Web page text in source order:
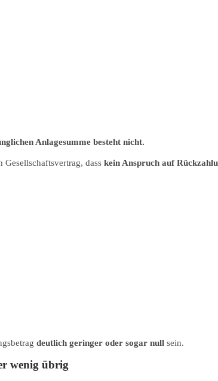
Anlagesumme besteht nicht.
dass kein Anspruch auf
deutlich geringer oder sogar null sein.
wenig übrig